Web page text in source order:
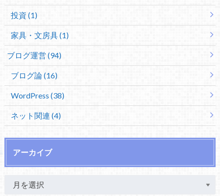
投資 (1)
家具・文房具 (1)
ブログ運営 (94)
ブログ論 (16)
WordPress (38)
ネット関連 (4)
アーカイブ